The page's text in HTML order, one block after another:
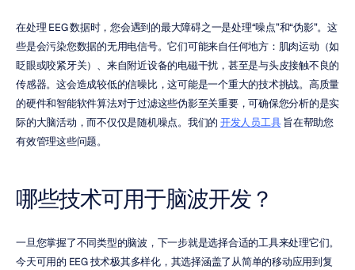
在处理 EEG 数据时，您会遇到的最大障碍之一是处理“噪点”和“伪影”。这
些是会污染您数据的无用电信号。它们可能来自任何地方：肌肉运动（如
眨眼或咬紧牙关）、来自附近设备的电磁干扰，甚至是与头皮接触不良的
传感器。这会造成较低的信噪比，这可能是一个重大的技术挑战。高质量
的硬件和智能软件算法对于过滤这些伪影至关重要，可确保您分析的是实
际的大脑活动，而不仅仅是随机噪点。我们的 开发人员工具 旨在帮助您
有效管理这些问题。
哪些技术可用于脑波开发？
一旦您掌握了不同类型的脑波，下一步就是选择合适的工具来处理它们。
今天可用的 EEG 技术极其多样化，其选择涵盖了从简单的移动应用到复